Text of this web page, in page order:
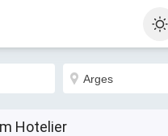
Hotelier